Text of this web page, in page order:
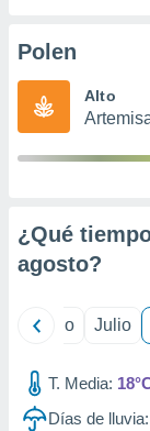
e
mediante
de
1199
Polen
Alto
¿Qué
agosto?
Junio Julio
T. Media:
Días de lluvia: